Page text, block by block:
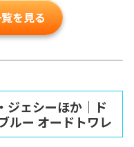
を見る
ェシーほか｜ド
ルー オードトワレ